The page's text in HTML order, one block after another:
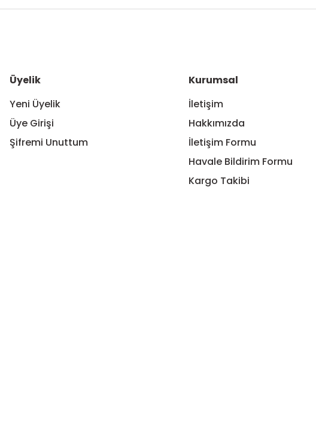
Ürün bilgilerinde hatalar bulunuyor.
Üyelik
Yeni Üyelik
Üye Girişi
Şifremi Unuttum
Kurumsal
İletişim
Hakkımızda
İletişim Formu
Havale Bildirim Formu
Kargo Takibi